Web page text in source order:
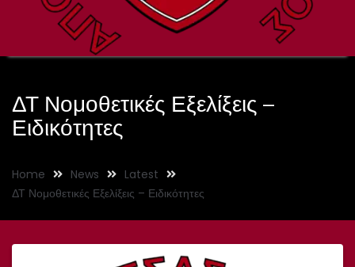
ΔΤ Νομοθετικές Εξελίξεις –
Ειδικότητες
Home News
Latest
ΔΤ Νομοθετικές Εξελίξεις – Ειδικότητες